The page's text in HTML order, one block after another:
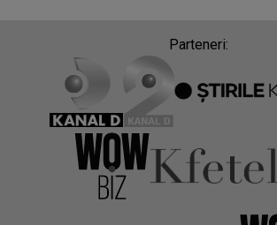
Parteneri: